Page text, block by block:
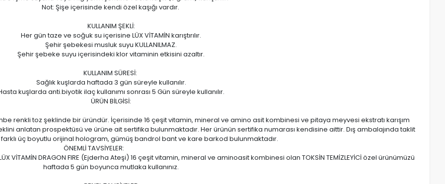
Not: Şişe içerisinde kendi özel kaşığı vardır.
KULLANIM ŞEKLİ:
Her gün taze ve soğuk su içerisine LÜX VİTAMİN karıştırılır.
Şehir şebekesi musluk suyu KULLANILMAZ.
Şehir şebeke suyu içerisindeki klor vitaminin etkisini azaltır.
KULLANIM SÜRESİ:
Sağlık kuşlarda haftada 3 gün süreyle kullanılır.
kuşlarda anti.biyotik ilaç kullanımı sonrası 5 Gün süreyle kullanılır.
ÜRÜN BİLGİSİ:
renkli toz şeklinde bir üründür. İçerisinde 16 çeşit vitamin, mineral ve amino asit kombinesi ve pitaya meyvesi ekstratı karışım
anlatan prospektüsü ve ürüne ait sertifika bulunmaktadır. Her ürünün sertifika numarası kendisine aittir. Dış ambalajında taklit
üç boyutlu orijinal hologram, gümüş bandrol bant ve kare barkod bulunmaktadır.
ÖNEMLİ TAVSİYELER:
VİTAMİN DRAGON FIRE (Ejderha Ateşi) 16 çeşit vitamin, mineral ve aminoasit kombinesi olan TOKSİN TEMİZLEYİCİ özel ürünümüzü
haftada 5 gün boyunca mutlaka kullanınız.